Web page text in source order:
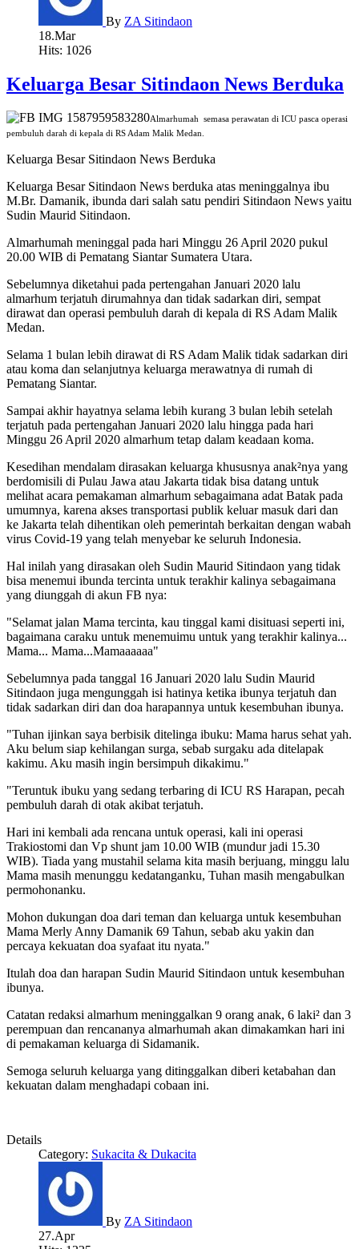
By ZA Sitindaon
18.Mar
Hits: 1026
Keluarga Besar Sitindaon News Berduka
Almarhumah semasa perawatan di ICU pasca operasi
pembuluh darah di kepala di RS Adam Malik Medan.
Keluarga Besar Sitindaon News Berduka
Keluarga Besar Sitindaon News berduka atas meninggalnya ibu
M.Br. Damanik, ibunda dari salah satu pendiri Sitindaon News yaitu
Sudin Maurid Sitindaon.
Almarhumah meninggal pada hari Minggu 26 April 2020 pukul
20.00 WIB di Pematang Siantar Sumatera Utara.
Sebelumnya diketahui pada pertengahan Januari 2020 lalu
almarhum terjatuh dirumahnya dan tidak sadarkan diri, sempat
dirawat dan operasi pembuluh darah di kepala di RS Adam Malik
Medan.
Selama 1 bulan lebih dirawat di RS Adam Malik tidak sadarkan diri
atau koma dan selanjutnya keluarga merawatnya di rumah di
Pematang Siantar.
Sampai akhir hayatnya selama lebih kurang 3 bulan lebih setelah
terjatuh pada pertengahan Januari 2020 lalu hingga pada hari
Minggu 26 April 2020 almarhum tetap dalam keadaan koma.
Kesedihan mendalam dirasakan keluarga khususnya anak²nya yang
berdomisili di Pulau Jawa atau Jakarta tidak bisa datang untuk
melihat acara pemakaman almarhum sebagaimana adat Batak pada
umumnya, karena akses transportasi publik keluar masuk dari dan
ke Jakarta telah dihentikan oleh pemerintah berkaitan dengan wabah
virus Covid-19 yang telah menyebar ke seluruh Indonesia.
Hal inilah yang dirasakan oleh Sudin Maurid Sitindaon yang tidak
bisa menemui ibunda tercinta untuk terakhir kalinya sebagaimana
yang diunggah di akun FB nya:
"Selamat jalan Mama tercinta, kau tinggal kami disituasi seperti ini,
bagaimana caraku untuk menemuimu untuk yang terakhir kalinya...
Mama... Mama...Mamaaaaaa"
Sebelumnya pada tanggal 16 Januari 2020 lalu Sudin Maurid
Sitindaon juga mengunggah isi hatinya ketika ibunya terjatuh dan
tidak sadarkan diri dan doa harapannya untuk kesembuhan ibunya.
"Tuhan ijinkan saya berbisik ditelinga ibuku: Mama harus sehat yah.
Aku belum siap kehilangan surga, sebab surgaku ada ditelapak
kakimu. Aku masih ingin bersimpuh dikakimu."
"Teruntuk ibuku yang sedang terbaring di ICU RS Harapan, pecah
pembuluh darah di otak akibat terjatuh.
Hari ini kembali ada rencana untuk operasi, kali ini operasi
Trakiostomi dan Vp shunt jam 10.00 WIB (mundur jadi 15.30
WIB). Tiada yang mustahil selama kita masih berjuang, minggu lalu
Mama masih menunggu kedatanganku, Tuhan masih mengabulkan
permohonanku.
Mohon dukungan doa dari teman dan keluarga untuk kesembuhan
Mama Merly Anny Damanik 69 Tahun, sebab aku yakin dan
percaya kekuatan doa syafaat itu nyata."
Itulah doa dan harapan Sudin Maurid Sitindaon untuk kesembuhan
ibunya.
Catatan redaksi almarhum meninggalkan 9 orang anak, 6 laki² dan 3
perempuan dan rencananya almarhumah akan dimakamkan hari ini
di pemakaman keluarga di Sidamanik.
Semoga seluruh keluarga yang ditinggalkan diberi ketabahan dan
kekuatan dalam menghadapi cobaan ini.
Details
Category: Sukacita & Dukacita
By ZA Sitindaon
27.Apr